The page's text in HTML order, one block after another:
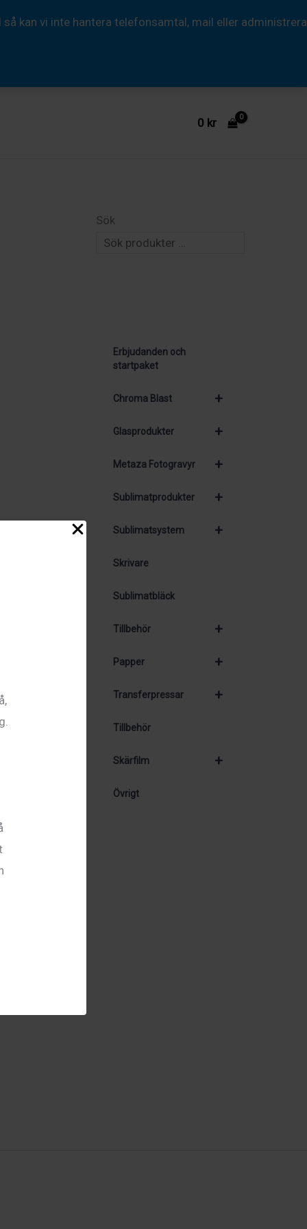
kan vi inte hantera telefonsamtal, mail eller administrera
0 kr
Sök
Erbjudanden och
startpaket
+
Chroma Blast
+
Glasprodukter
+
Metaza Fotogravyr
+
Sublimatprodukter
+
Sublimatsystem
Skrivare
Sublimatbläck
+
Tillbehör
+
Papper
+
Transferpressar
Tillbehör
+
Skärfilm
Övrigt
Truepix